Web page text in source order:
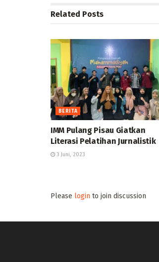
Related Posts
BERITA
IMM Pulang Pisau Giatkan
Literasi Pelatihan Jurnalistik
3 Juni, 2023
Please login to join discussion